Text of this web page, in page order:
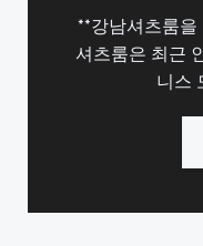
**강남셔츠룸
셔츠룸은 최근
니스